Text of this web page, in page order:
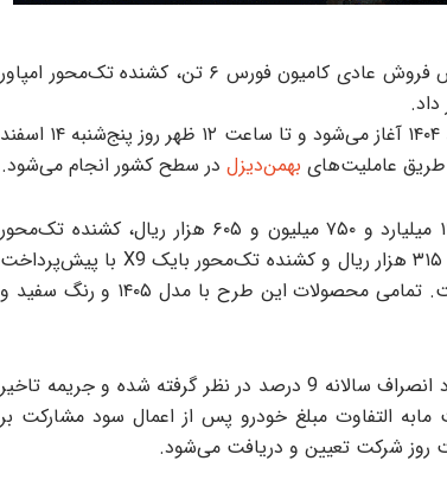
، شرکت بهمن دیزل از آغاز طرح پیش فروش عادی کامیون فورس ۶ تن، کشنده تک‌محور امپاور
ثبت نام در این طرح از ساعت ۱۰ صبح روز یکشنبه ۳ اسفند ۱۴۰۴ آغاز می‌شود و تا ساعت ۱۲ ظهر روز پنج‌شنبه ۱۴ اسفند
بهمن‌دیزل در سطح کشور انجام می‌شود.
در این طرح، کامیون فورس ۶ تن با مبلغ پیش‌پرداخت ۱۹ میلیارد و ۷۵۰ میلیون و ۶۰۵ هزار ریال، کشنده تک‌محور
امپاور BD500 با پیش‌پرداخت ۶۲ میلیارد و ۵۷۲ میلیون و ۳۱۵ هزار ریال و کشنده تک‌محور بایک X9 با پیش‌پرداخت
۶۷ میلیارد و ۵۷۵ میلیون و ۱۳۰ هزار ریال عرضه شده است. تمامی محصولات این طرح با مدل ۱۴۰۵ و رنگ سفید و
در این شرایط فروش، سود مشارکت سالانه ۱۲ درصد و سود انصراف سالانه 9 درصد در نظر گرفته شده و جریمه تاخیر
است مابه‌ التفاوت مبلغ خودرو پس از اعمال سود مشارکت بر
روز شرکت تعیین و دریافت می‌شود.